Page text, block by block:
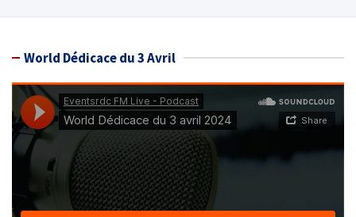
World Dédicace du 3 Avril